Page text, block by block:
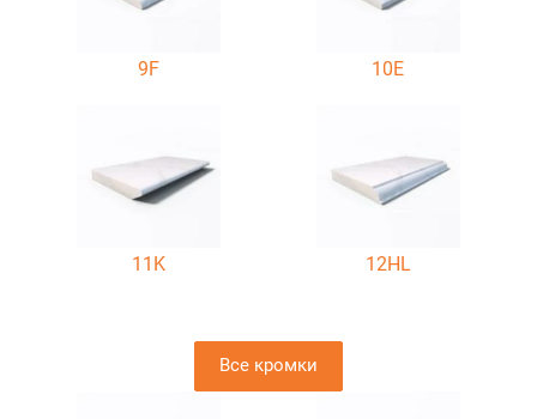
9F 10E
11K 12HL
Все кромки